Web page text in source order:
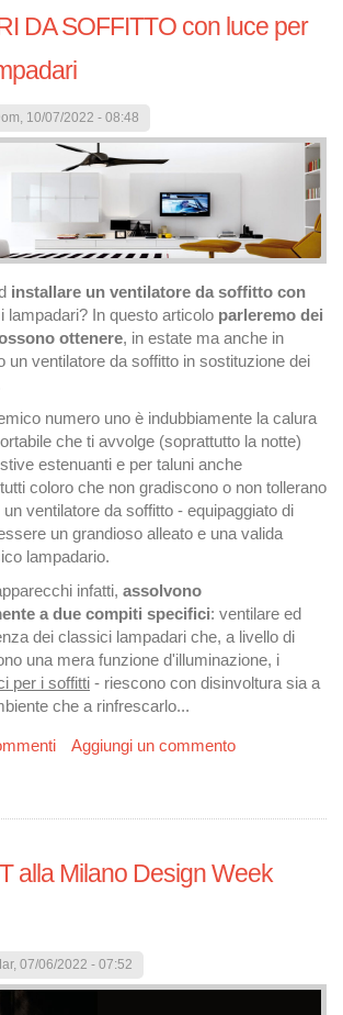
DA SOFFITTO con luce per
10/07/2022 - 08:48
installare un ventilatore da soffitto con
lampadari? In questo articolo parleremo dei
ottenere, in estate ma anche in
un ventilatore da soffitto in sostituzione dei
numero uno è indubbiamente la calura
che ti avvolge (soprattutto la notte)
estenuanti e per taluni anche
coloro che non gradiscono o non tollerano
ventilatore da soffitto - equipaggiato di
un grandioso alleato e una valida
lampadario.
infatti, assolvono
a due compiti specifici: ventilare ed
dei classici lampadari che, a livello di
una mera funzione d'illuminazione, i
per i soffitti - riescono con disinvoltura sia a
che a rinfrescarlo...
DA SOFFITTO con luce per
Aggiungi un commento
alla Milano Design Week
07/06/2022 - 07:52